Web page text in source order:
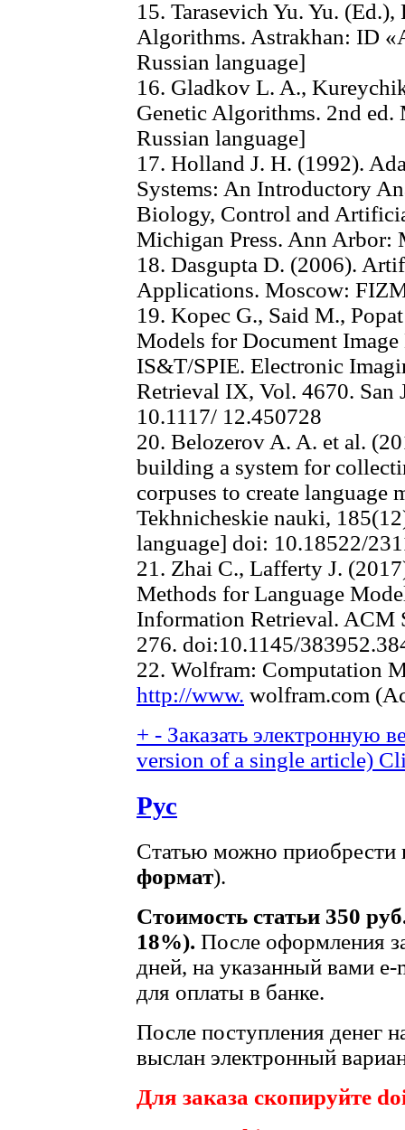
15. Tarasevich Yu. Yu.
Algorithms. Astrakhan: ID
Russian language]
16. Gladkov L. A.,
Genetic Algorithms. 2nd
Russian language]
17. Holland J. H. (1992).
Systems: An Introductory
Biology, Control and
Michigan Press. Ann Arbor:
18. Dasgupta D. (2006).
Applications. Moscow:
19. Kopec G., Said M.,
Models for Document
IS&T/SPIE. Electronic
Retrieval IX, Vol. 4670. San
10.1117/ 12.450728
20. Belozerov A. A. et al.
building a system for
corpuses to create language
Tekhnicheskie nauki,
language] doi: 10.18522/
21. Zhai C., Lafferty J.
Methods for Language
Information Retrieval. ACM
276. doi:10.1145/
22. Wolfram: Computation
http://www. wolfram.com
+ - Заказать электронную
version of a single article)
Рус
Статью можно приобрести
формат).
Стоимость статьи 350
18%). После оформления
дней, на указанный вами
для оплаты в банке.
После поступления денег
выслан электронный
Для заказа скопируйте